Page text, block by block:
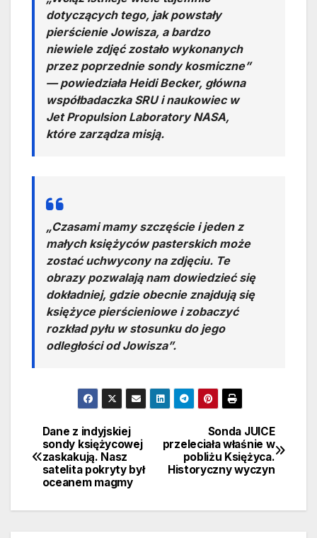
dotyczących tego, jak powstały
pierścienie Jowisza, a bardzo
niewiele zdjęć zostało wykonanych
przez poprzednie sondy kosmiczne”
— powiedziała Heidi Becker, główna
współbadaczka SRU i naukowiec w
Jet Propulsion Laboratory NASA,
które zarządza misją.
„Czasami mamy szczęście i jeden z
małych księżyców pasterskich może
zostać uchwycony na zdjęciu. Te
obrazy pozwalają nam dowiedzieć się
dokładniej, gdzie obecnie znajdują się
księżyce pierścieniowe i zobaczyć
rozkład pyłu w stosunku do jego
odległości od Jowisza”.
Nawigacja
wpisu
Sonda JUICE
przeleciała właśnie w
pobliżu Księżyca.
Historyczny wyczyn
Dane z indyjskiej
sondy księżycowej
zaskakują. Nasz
satelita pokryty był
oceanem magmy